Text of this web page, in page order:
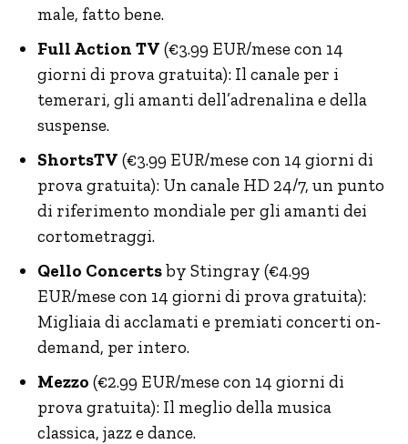
male, fatto bene.
Full Action TV (€3.99 EUR/mese con 14
giorni di prova gratuita): Il canale per i
temerari, gli amanti dell’adrenalina e della
suspense.
ShortsTV (€3.99 EUR/mese con 14 giorni di
prova gratuita): Un canale HD 24/7, un punto
di riferimento mondiale per gli amanti dei
cortometraggi.
Qello Concertsby Stingray (€4.99
EUR/mese con 14 giorni di prova gratuita):
Migliaia di acclamati e premiati concerti on-
demand, per intero.
Mezzo (€2.99 EUR/mese con 14 giorni di
prova gratuita): Il meglio della musica
classica, jazz e dance.